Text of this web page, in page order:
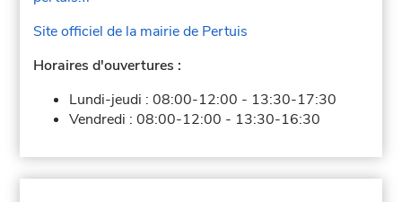
Site officiel de la mairie de Pertuis
Horaires d'ouvertures :
Lundi-jeudi :08:00-12:00 - 13:30-17:30
Vendredi :08:00-12:00 - 13:30-16:30